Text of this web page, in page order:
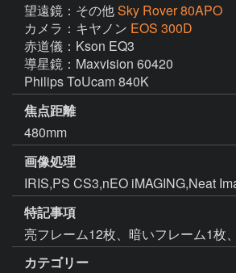
望遠鏡：その他Sky Rover 80APO
カメラ：キヤノン EOS 300D
赤道儀：Kson EQ3
導星鏡：Maxvision 60420
Philips ToUcam 840K
焦点距離
480mm
画像処理
IRIS,PS CS3,nEO iMAGING,Neat
特記事項
亮フレーム12枚、暗いフレーム1枚
カテゴリー